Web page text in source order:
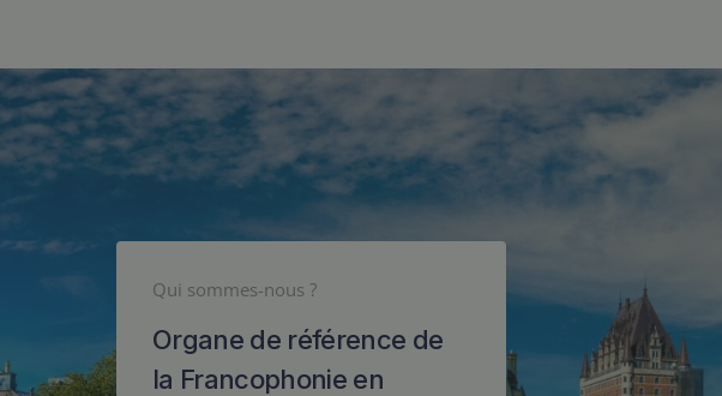
Qui sommes-nous ?
Organe de référence de
la Francophonie en